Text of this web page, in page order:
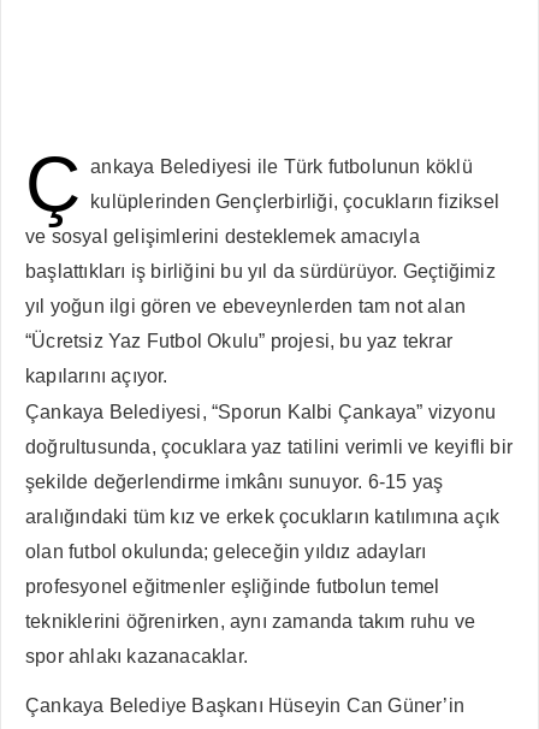
Ç
ankaya Belediyesi ile Türk futbolunun köklü
kulüplerinden Gençlerbirliği, çocukların fiziksel
ve sosyal gelişimlerini desteklemek amacıyla
başlattıkları iş birliğini bu yıl da sürdürüyor. Geçtiğimiz
yıl yoğun ilgi gören ve ebeveynlerden tam not alan
“Ücretsiz Yaz Futbol Okulu” projesi, bu yaz tekrar
kapılarını açıyor.
Çankaya Belediyesi, “Sporun Kalbi Çankaya” vizyonu
doğrultusunda, çocuklara yaz tatilini verimli ve keyifli bir
şekilde değerlendirme imkânı sunuyor. 6-15 yaş
aralığındaki tüm kız ve erkek çocukların katılımına açık
olan futbol okulunda; geleceğin yıldız adayları
profesyonel eğitmenler eşliğinde futbolun temel
tekniklerini öğrenirken, aynı zamanda takım ruhu ve
spor ahlakı kazanacaklar.
Çankaya Belediye Başkanı Hüseyin Can Güner’in